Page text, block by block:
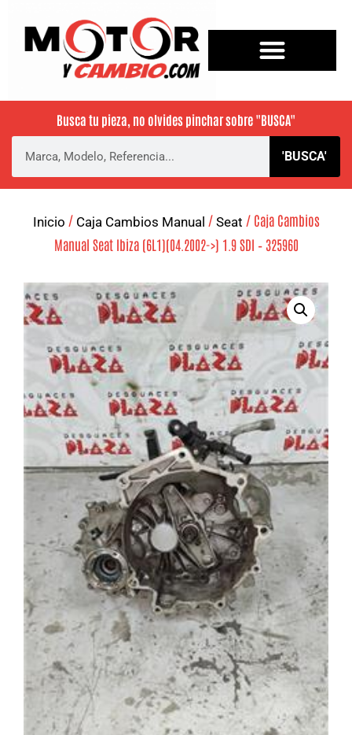
Busca tu pieza, no olvides pinchar sobre "BUSCA"
'BUSCA'
Inicio / Caja Cambios Manual / Seat / Caja Cambios
Manual Seat Ibiza (6L1)(04.2002->) 1.9 SDI – 325960